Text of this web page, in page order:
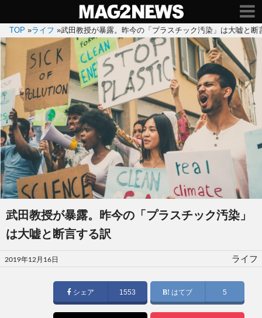
TOP »ライフ »武田教授が暴露。昨今の「プラスチック汚染」は大嘘と断
武田教授が暴露。昨今の「プラスチック汚染」
は大嘘と断言する訳
投
稿
2019年12月16日 ライフ
シェア 1553 はてブ 5